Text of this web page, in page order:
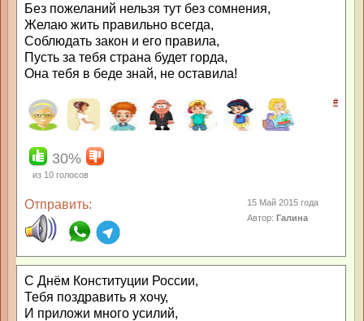
Без пожеланий нельзя тут без сомнения,
Желаю жить правильно всегда,
Соблюдать закон и его правила,
Пусть за тебя страна будет горда,
Она тебя в беде знай, не оставила!
#
30%
из 10 голосов
Отправить:
15 Май 2015 года
Автор:Галина
С Днём Конституции России,
Тебя поздравить я хочу,
И приложи много усилий,